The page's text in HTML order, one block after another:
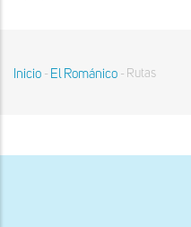
Inicio - El Románico - Rutas